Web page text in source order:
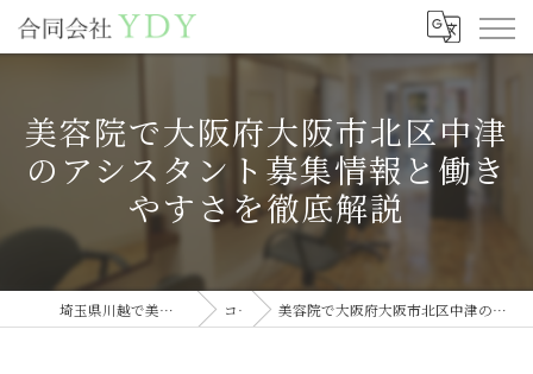
美容院で大阪府大阪市北区中津
のアシスタント募集情報と働き
やすさを徹底解説
埼玉県川越で美容室の求人なら合同会社YDY コラム 美容院で大阪府大阪市北区中津のアシスタント募集情報と働きやすさを徹底解説